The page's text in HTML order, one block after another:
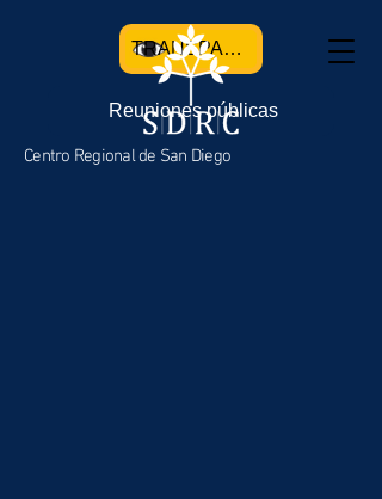
TRANSPARENCIA
Reuniones públicas
Centro Regional de San Diego